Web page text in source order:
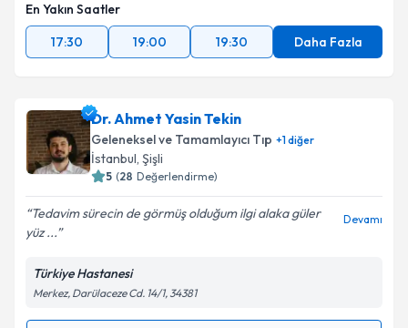
En Yakın Saatler
17:30
19:00 19:30 Daha Fazla
Dr. Ahmet Yasin Tekin
Geleneksel ve Tamamlayıcı Tıp +1diğer
İstanbul, Şişli
5 (28 Değerlendirme)
Tedavim sürecin de görmüş olduğum ilgi alaka güler
yüz ...
Devamı
Türkiye Hastanesi
Merkez, Darülaceze Cd. 14/1, 34381